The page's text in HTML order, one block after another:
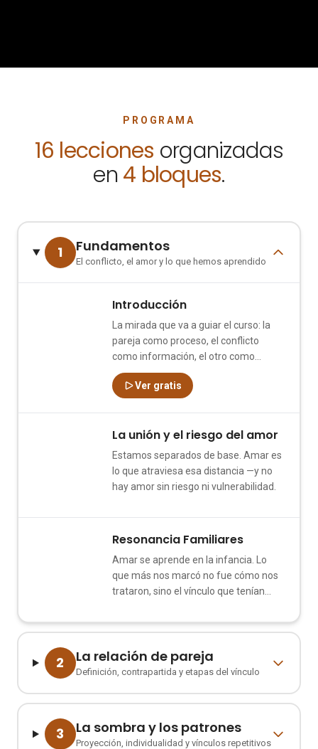
PROGRAMA
16 lecciones organizadas
en4 bloques.
1 Fundamentos
El conflicto, el amor y lo que hemos aprendido
Introducción
La mirada que va a guiar el curso: la
pareja como proceso, el conflicto
como información, el otro como
espejo.
Ver gratis
La unión y el riesgo del amor
Estamos separados de base. Amar es
lo que atraviesa esa distancia —y no
hay amor sin riesgo ni vulnerabilidad.
Resonancia Familiares
Amar se aprende en la infancia. Lo
que más nos marcó no fue cómo nos
trataron, sino el vínculo que tenían
2 La relación de pareja
Definición, contrapartida y etapas del vínculo
3 La sombra y los patrones
Proyección, individualidad y vínculos repetitivos